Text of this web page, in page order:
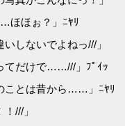
ほほぉ？」ﾆﾔﾘ
しないでよねっ///」
てだけで……///」ﾌﾟｲｯ
ことは昔から……」ﾆﾔﾘ
///」